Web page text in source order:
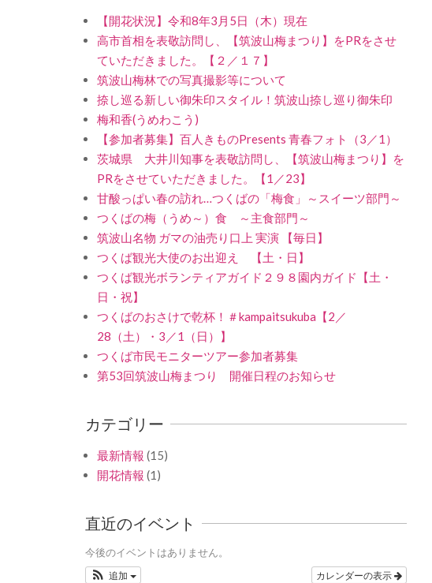
【開花状況】令和8年3月5日（木）現在
高市首相を表敬訪問し、【筑波山梅まつり】をPRをさせ
ていただきました。【２／１７】
筑波山梅林での写真撮影等について
捺し巡る新しい御朱印スタイル！筑波山捺し巡り御朱印
梅和香(うめわこう)
【参加者募集】百人きものPresents 青春フォト（3／1）
茨城県 大井川知事を表敬訪問し、【筑波山梅まつり】を
PRをさせていただきました。【1／23】
甘酸っぱい春の訪れ…つくばの「梅食」～スイーツ部門～
つくばの梅（うめ～）食 ～主食部門～
筑波山名物 ガマの油売り口上 実演 【毎日】
つくば観光大使のお出迎え 【土・日】
つくば観光ボランティアガイド２９８園内ガイド【土・
日・祝】
つくばのおさけで乾杯！＃kampaitsukuba【2／
28（土）・3／1（日）】
つくば市民モニターツアー参加者募集
第53回筑波山梅まつり 開催日程のお知らせ
カテゴリー
最新情報 (15)
開花情報 (1)
直近のイベント
今後のイベントはありません。
カレンダーの表示
追加